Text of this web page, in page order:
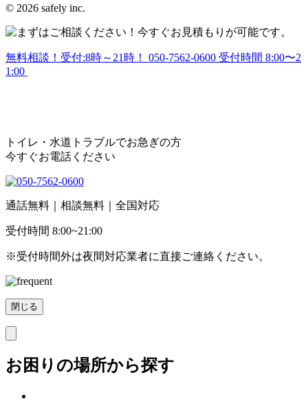
© 2026 safely inc.
無料相談！受付:8時～21時！ 050-7562-0600 受付時間 8:00〜2
1:00
トイレ・水道トラブルでお急ぎの方
今すぐお電話ください
通話無料｜相談無料｜全国対応
受付時間 8:00~21:00
※受付時間外は夜間対応業者に直接ご連絡ください。
閉じる
お困りの場所から探す